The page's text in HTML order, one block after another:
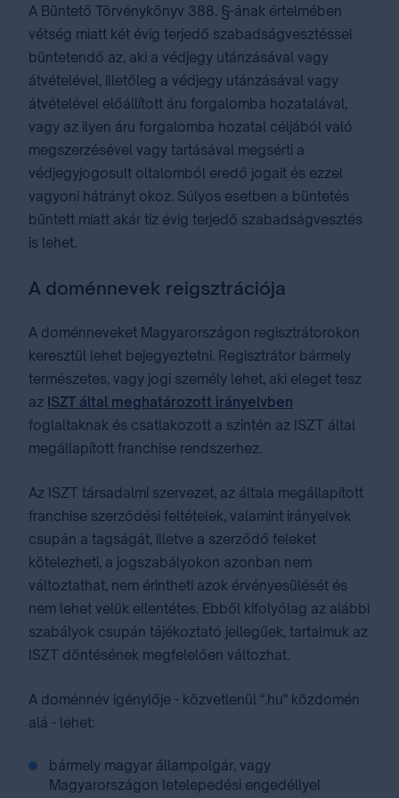
A Büntető Törvénykönyv 388. §-ának értelmében
vétség miatt két évig terjedő szabadságvesztéssel
büntetendő az, aki a védjegy utánzásával vagy
átvételével, illetőleg a védjegy utánzásával vagy
átvételével előállított áru forgalomba hozatalával,
vagy az ilyen áru forgalomba hozatal céljából való
megszerzésével vagy tartásával megsérti a
védjegyjogosult oltalomból eredő jogait és ezzel
vagyoni hátrányt okoz. Súlyos esetben a büntetés
bűntett miatt akár tíz évig terjedő szabadságvesztés
is lehet.
A doménnevek reigsztrációja
A doménneveket Magyarországon regisztrátorokon
keresztül lehet bejegyeztetni. Regisztrátor bármely
természetes, vagy jogi személy lehet, aki eleget tesz
az ISZT által meghatározott irányelvben
foglaltaknak és csatlakozott a szintén az ISZT által
megállapított franchise rendszerhez.
Az ISZT társadalmi szervezet, az általa megállapított
franchise szerződési feltételek, valamint irányelvek
csupán a tagságát, illetve a szerződő feleket
kötelezheti, a jogszabályokon azonban nem
változtathat, nem érintheti azok érvényesülését és
nem lehet velük ellentétes. Ebből kifolyólag az alábbi
szabályok csupán tájékoztató jellegűek, tartalmuk az
ISZT döntésének megfelelően változhat.
A doménnév igénylője - közvetlenül ".hu" közdomén
alá - lehet:
bármely magyar állampolgár, vagy
Magyarországon letelepedési engedéllyel